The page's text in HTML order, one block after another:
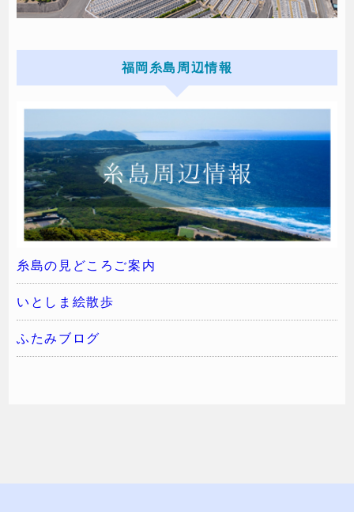
福岡糸島周辺情報
糸島の見どころご案内
いとしま絵散歩
ふたみブログ